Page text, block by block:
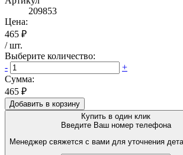
209853
Цена:
465 ₽
/шт.
Выберите количество:
-
+
Сумма:
465 ₽
Добавить в корзину
Купить в один клик
Введите Ваш номер телефона
Менеджер свяжется с вами для уточнения